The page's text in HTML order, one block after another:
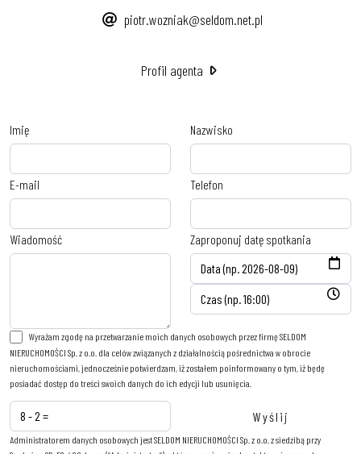
piotr.wozniak@seldom.net.pl
Profil agenta
Imię Nazwisko
E-mail Telefon
Wiadomość Zaproponuj datę spotkania
Wyrażam zgodę na przetwarzanie moich danych osobowych przez firmę SELDOM
NIERUCHOMOŚCI Sp. z o.o. dla celów związanych z działalnością pośrednictwa w obrocie
nieruchomościami, jednocześnie potwierdzam, iż zostałem poinformowany o tym, iż będę
posiadać dostęp do treści swoich danych do ich edycji lub usunięcia.
Administratorem danych osobowych jest SELDOM NIERUCHOMOŚCI Sp. z o.o. z siedzibą przy